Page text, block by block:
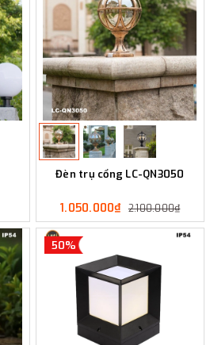
Đèn trụ cổng LC-QN3050
1.050.000₫ 2.100.000₫
50%